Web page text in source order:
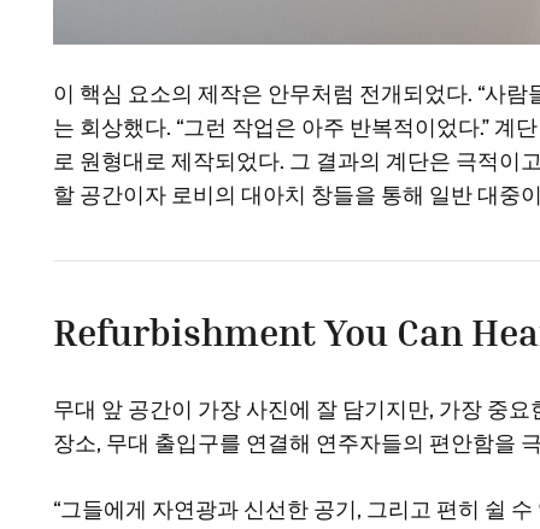
이 핵심 요소의 제작은 안무처럼 전개되었다. “사
는 회상했다. “그런 작업은 아주 반복적이었다.”
로 원형대로 제작되었다. 그 결과의 계단은 극적이
할 공간이자 로비의 대아치 창들을 통해 일반 대중
Refurbishment You Can
무대 앞 공간이 가장 사진에 잘 담기지만, 가장 중
장소, 무대 출입구를 연결해 연주자들의 편안함을
“그들에게 자연광과 신선한 공기, 그리고 편히 쉴